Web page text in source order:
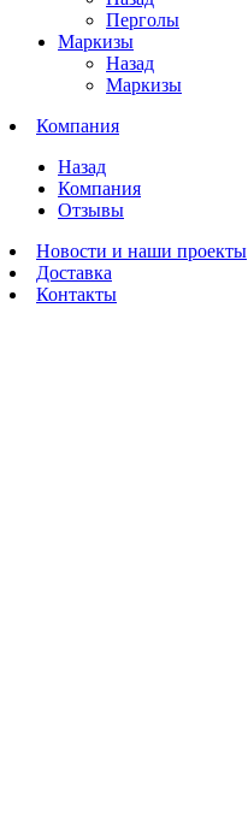
Перголы
Маркизы
Назад
Маркизы
Компания
Назад
Компания
Отзывы
Новости и наши проекты
Доставка
Контакты